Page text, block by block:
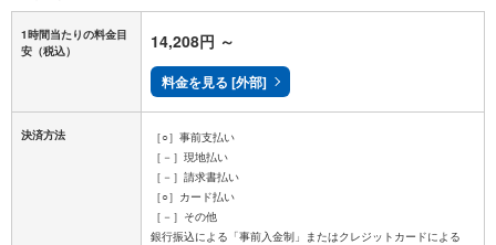
1時間当たりの料金目
安 （税込） 14,208円 ～
料金を見る [外部]
決済方法
［○］事前支払い
［－］現地払い
［－］請求書払い
［○］カード払い
［－］その他
銀行振込による「事前入金制」またはクレジットカードによる